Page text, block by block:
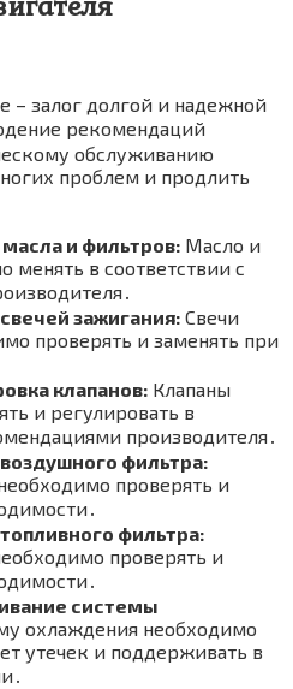
– залог долгой и надежной
рекомендаций
обслуживанию
проблем и продлить
и фильтров: Масло и
менять в соответствии с
зажигания: Свечи
проверять и заменять при
клапанов: Клапаны
и регулировать в
производителя․
фильтра:
проверять и
фильтра:
проверять и
системы
охлаждения необходимо
утечек и поддерживать в